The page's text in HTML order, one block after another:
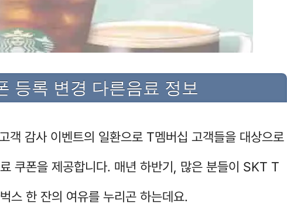
등록 변경 다른음료 정보
객 감사 이벤트의 일환으로 T멤버십 고객들을 대상으로
쿠폰을 제공합니다. 매년 하반기, 많은 분들이 SKT T
스 한 잔의 여유를 누리곤 하는데요.